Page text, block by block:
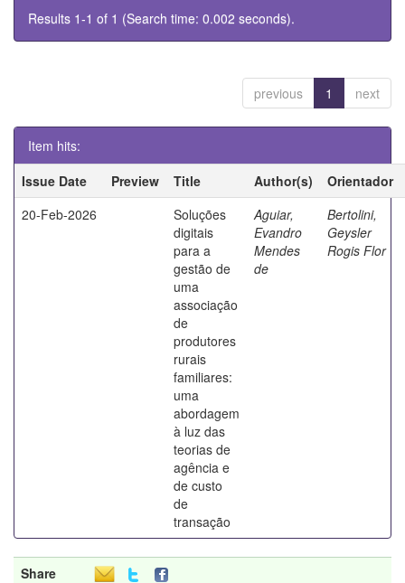
Results 1-1 of 1 (Search time: 0.002 seconds).
previous 1 next
Item hits:
Issue Date
Preview Title Author(s)
Orientador
20-Feb-2026
Soluções
digitais
para a
gestão de
uma
associação
de
produtores
rurais
familiares:
uma
abordagem
à luz das
teorias de
agência e
de custo
de
transação
Aguiar,
Evandro
Mendes
de
Bertolini,
Geysler
Rogis Flor
Share